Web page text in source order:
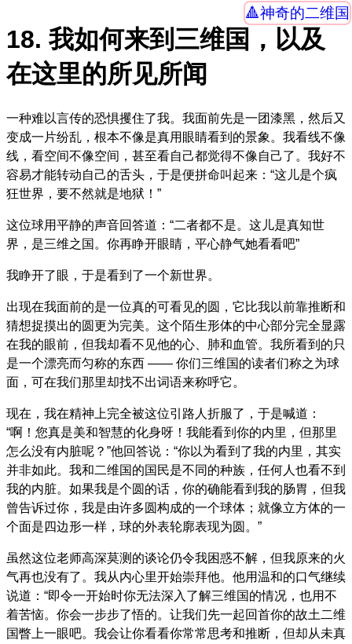
神奇的二维国
18. 我如何来到三维国，以及
在这里的所见所闻
一种难以言传的恐惧攫住了我。我面前先是一团漆黑，然后又
变成一片纷乱，根本不像是真用眼睛看到的景象。我看线不像
线，看空间不像空间，甚至看自己都觉得不像自己了。我好不
容易才能转动自己的舌头，于是便拼命叫起来：“这儿是个疯
狂世界，要不然就是地狱！”
这位球用平静的声音回答道：“二者都不是。这儿是真知世
界，是三维之国。你再睁开眼睛，平心静气她看看吧”
我睁开了眼，于是看到了一个新世界。
出现在我面前的是一位真的可看见的圆，它比我以前靠推断和
猜想捉摸出的圆更为完美。这个陌生形体的中心部分完全显露
在我的眼前，但我却看不见他的心、肺和血管。我所看到的只
是一个漂亮而匀称的东西 —— 你们三维国的读者们称之为球
面，可在我们那里却找不出词语来称呼它。
现在，我在精神上完全被这位引路人折服了，于是喊道：
“啊！您真是美和智慧的化身呀！我能看到你的内里，但那里
怎么没有内脏呢？”他回答说：“你以为看到了我的内里，其实
并非如此。我和二维国的国民是不同的种族，任何人也看不到
我的内脏。如果我是个圆的话，你的确能看到我的肠胃，但我
曾告诉过你，我是由许多圆构成的一个球体；就像立方体的一
个面是四边形一样，球的外表轮廓表现为圆。”
虽然这位老师高深莫测的谈论仍令我困惑不解，但我原来的火
气再也没有了。我从内心里开始崇拜他。他用温和的口气继续
说道：“即令一开始时你无法深入了解三维国的情况，也用不
着苦恼。你会一步步了悟的。让我们先一起回首你的故土二维
国瞥上一眼吧。我会让你看看你常常思考和推断，但却从未真